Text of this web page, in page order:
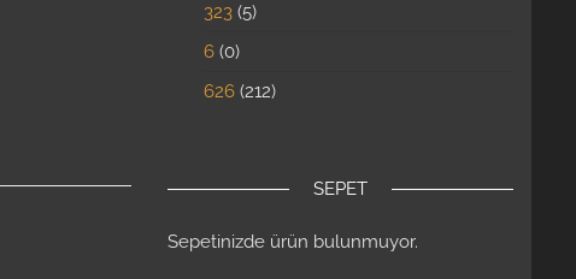
323 5
6 0
626 212
SEPET
Sepetinizde ürün bulunmuyor.